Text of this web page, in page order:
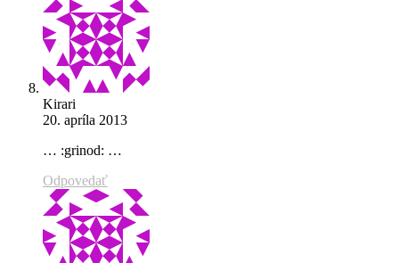
Kirari
20. apríla 2013
… :grinod: …
Odpovedať